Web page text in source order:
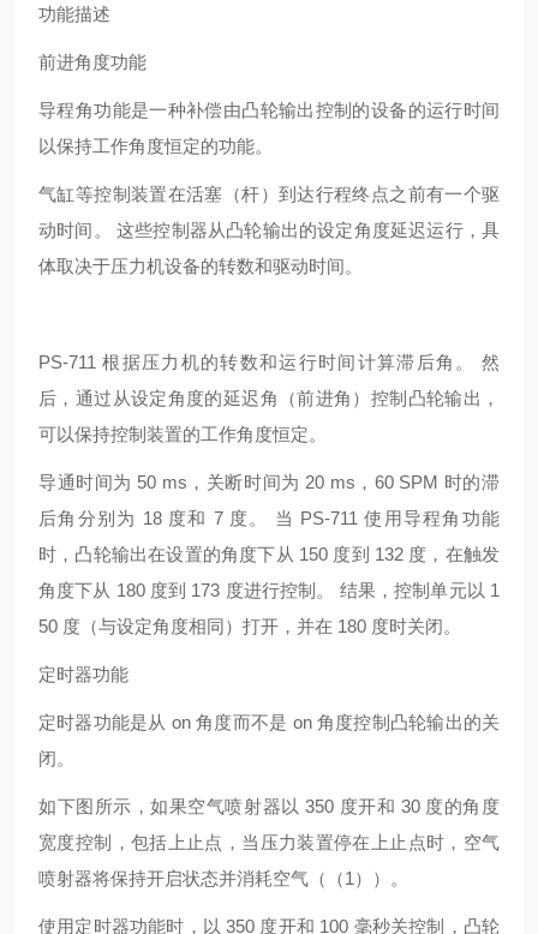
功能描述
前进角度功能
导程角功能是一种补偿由凸轮输出控制的设备的运行时间
以保持工作角度恒定的功能。
气缸等控制装置在活塞（杆）到达行程终点之前有一个驱
动时间。 这些控制器从凸轮输出的设定角度延迟运行，具
体取决于压力机设备的转数和驱动时间。
PS-711 根据压力机的转数和运行时间计算滞后角。 然
后，通过从设定角度的延迟角（前进角）控制凸轮输出，
可以保持控制装置的工作角度恒定。
导通时间为 50 ms，关断时间为 20 ms，60 SPM 时的滞
后角分别为 18 度和 7 度。 当 PS-711 使用导程角功能
时，凸轮输出在设置的角度下从 150 度到 132 度，在触发
角度下从 180 度到 173 度进行控制。 结果，控制单元以 1
50 度（与设定角度相同）打开，并在 180 度时关闭。
定时器功能
定时器功能是从 on 角度而不是 on 角度控制凸轮输出的关
闭。
如下图所示，如果空气喷射器以 350 度开和 30 度的角度
宽度控制，包括上止点，当压力装置停在上止点时，空气
喷射器将保持开启状态并消耗空气（（1））。
使用定时器功能时，以 350 度开和 100 毫秒关控制，凸轮